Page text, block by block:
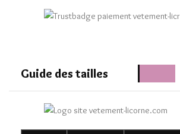
Guide des tailles